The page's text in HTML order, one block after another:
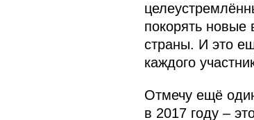
покорять новые
страны. И это
каждого
Отмечу ещё
в 2017 году –